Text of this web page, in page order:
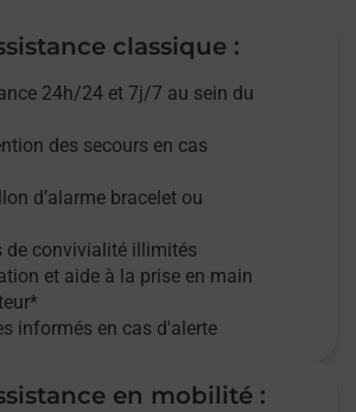
classique :
24h/24 et 7j/7 au sein du
des secours en cas
d’alarme bracelet ou
de convivialité illimités
et aide à la prise en main
informés en cas d'alerte
en mobilité :